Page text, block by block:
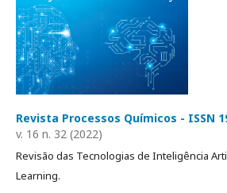
Revista Processos Químicos - ISSN
v. 16 n. 32 (2022)
Revisão das Tecnologias de Inteligência
Learning.